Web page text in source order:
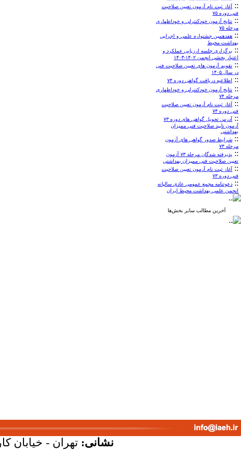
:: آغاز ثبت نام آزمون تعیین صلاحیت
فنی دوره ۷۵
:: نتایج آزمون خودکنترلی و خوداظهاری
مرحله ۷۵
:: هفدهمین جشنواره علمی و اجرایی
بهداشت محیط
:: برگزاری جلسه ارزیابی عملکرد و
اعتبار بخشی انجمن ۱۴۰۲-۱۴۰۳
:: تقویم آزمون های تعیین صلاحیت فنی
در سال ۱۴۰۵
:: اطلاعیه دریافت گواهی دوره ۷۴
:: نتایج آزمون خودکنترلی و خوداظهاری
مرحله ۷۴
:: آغاز ثبت نام آزمون تعیین صلاحیت
فنی دوره ۷۴
::
آدرس تحویل گواهی های دوره ۷۳
آزمون تایید صلاحیت فنی ممیزان
بهداشتی
:: شرایط صدور گواهی های آزمون
مرحله ۷۳
::
پذیرفته شدگان مرحله ۷۳ آزمون
تعیین صلاحیت فنی ممیزان بهداشتی
:: آغاز ثبت نام آزمون تعیین صلاحیت
فنی دوره ۷۳
:: دعوتنامه مجمع عمومی عادی سالیانه
انجمن علمی بهداشت محیط ایران
آخرین مطالب سایر بخش‌ها
نشانی: تهران - خیابان